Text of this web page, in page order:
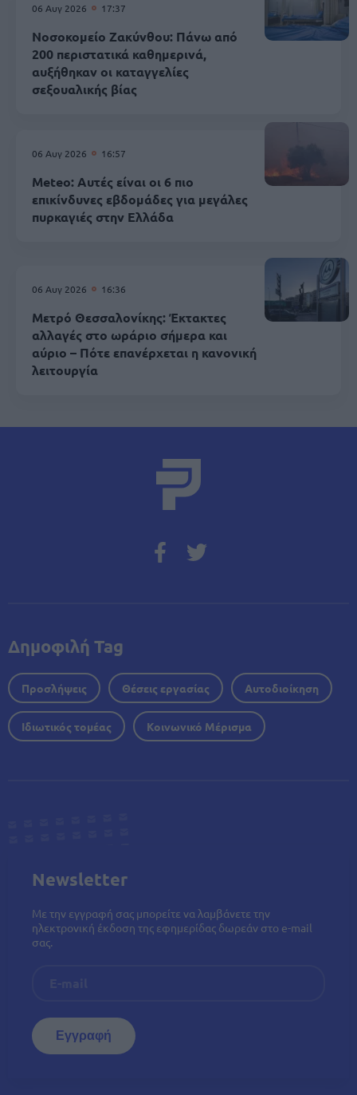
06 Αυγ 2026 17:37
Νοσοκομείο Ζακύνθου: Πάνω από
200 περιστατικά καθημερινά,
αυξήθηκαν οι καταγγελίες
σεξουαλικής βίας
06 Αυγ 2026 16:57
Meteo: Αυτές είναι οι 6 πιο
επικίνδυνες εβδομάδες για μεγάλες
πυρκαγιές στην Ελλάδα
06 Αυγ 2026 16:36
Μετρό Θεσσαλονίκης: Έκτακτες
αλλαγές στο ωράριο σήμερα και
αύριο – Πότε επανέρχεται η κανονική
λειτουργία
Δημοφιλή Tag
Προσλήψεις Θέσεις εργασίας Αυτοδιοίκηση
Ιδιωτικός τομέας Κοινωνικό Μέρισμα
Newsletter
Με την εγγραφή σας μπορείτε να λαμβάνετε την
ηλεκτρονική έκδοση της εφημερίδας δωρεάν στο e-mail
σας.